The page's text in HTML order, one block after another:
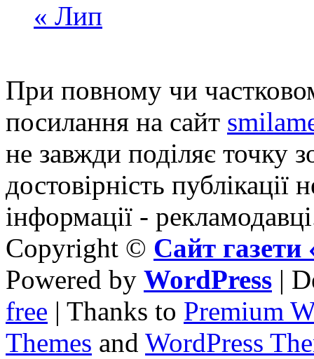
« Лип
При повному чи
посилання на сайт
не завжди поділяє точку
достовірність публікації
інформації -
Copyright © Сайт
Powered by WordPress |
free | Thanks to Premium
Themes and WordPress